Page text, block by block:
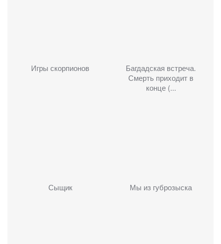
Игры скорпионов
Багдадская встреча.
Смерть приходит в
конце (...
Сыщик Мы из губрозыска